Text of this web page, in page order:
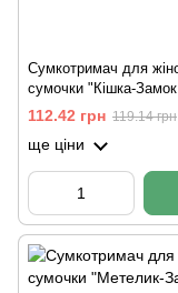
Сумкотримач для
сумочки "Кішка-Замок
кремова" (7х6х1 см)
112.42 грн 119.14 грн
ще ціни